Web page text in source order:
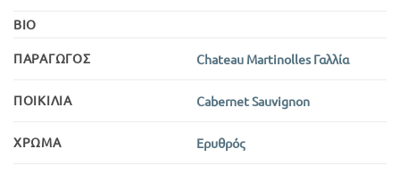
BIO
ΠΑΡΑΓΩΓΌΣ Chateau Martinolles Γαλλία
ΠΟΙΚΙΛΊΑ Cabernet Sauvignon
ΧΡΏΜΑ Ερυθρός